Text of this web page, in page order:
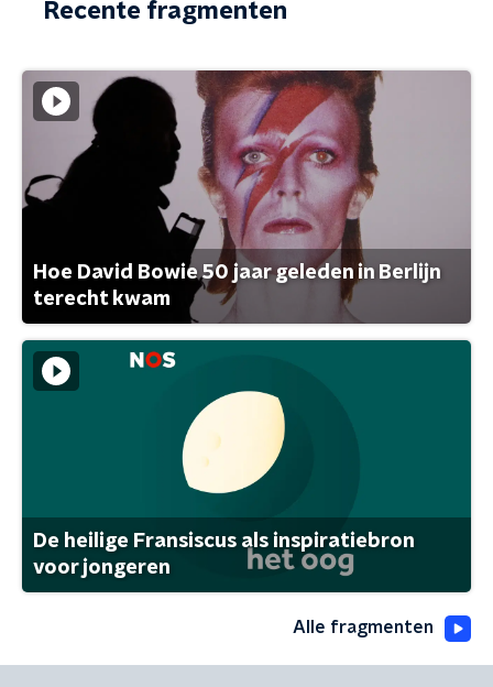
Recente fragmenten
Hoe David Bowie 50 jaar geleden in Berlijn
terecht kwam
De heilige Fransiscus als inspiratiebron
voor jongeren
Alle fragmenten